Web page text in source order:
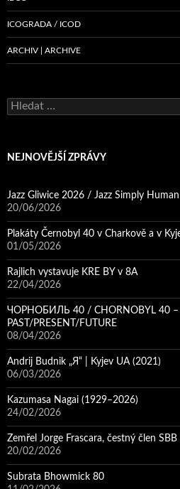
ICOGRADA / ICOD
ARCHIV | ARCHIVE
Vyhledávání
NEJNOVĚJŠÍ ZPRÁVY
Jazz Gliwice 2026 / Jazz Simply
20/06/2026
Plakáty Černobyl 40 v Charkově a v
01/05/2026
Rajlich vystavuje KRE BY v 8A
22/04/2026
ЧОРНОБИЛЬ 40 / CHORNOBYL 40 –
PAST/PRESENT/FUTURE
08/04/2026
Andrij Budnik „Я“ | Kyjev UA (2021)
06/03/2026
Kazumasa Nagai (1929–2026)
24/02/2026
Zemřel Jorge Frascara, čestný člen SBB
20/02/2026
Subrata Bhowmick 80